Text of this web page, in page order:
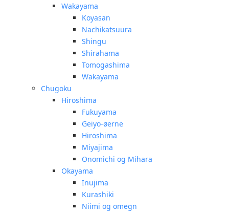
Wakayama
Koyasan
Nachikatsuura
Shingu
Shirahama
Tomogashima
Wakayama
Chugoku
Hiroshima
Fukuyama
Geiyo-øerne
Hiroshima
Miyajima
Onomichi og Mihara
Okayama
Inujima
Kurashiki
Niimi og omegn